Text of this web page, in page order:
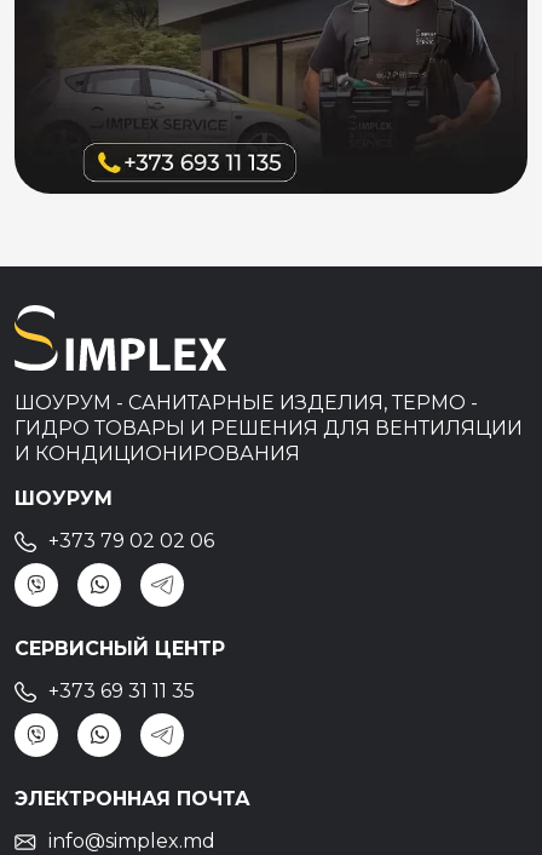
ШОУРУМ - САНИТАРНЫЕ ИЗДЕЛИЯ, ТЕРМО -
ГИДРО ТОВАРЫ И РЕШЕНИЯ ДЛЯ ВЕНТИЛЯЦИИ
И КОНДИЦИОНИРОВАНИЯ
ШОУРУМ
+373 79 02 02 06
СЕРВИСНЫЙ ЦЕНТР
+373 69 31 11 35
ЭЛЕКТРОННАЯ ПОЧТА
info@simplex.md